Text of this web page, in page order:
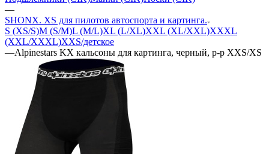
—
SHONX. XS для пилотов автоспорта и картинга.
S (XS/S)M (S/M)L (M/L)XL (L/XL)XXL (XL/XXL)XXXL
(XXL/XXXL)XXS/детское
—Alpinestars KX кальсоны для картинга, черный, р-р XXS/XS